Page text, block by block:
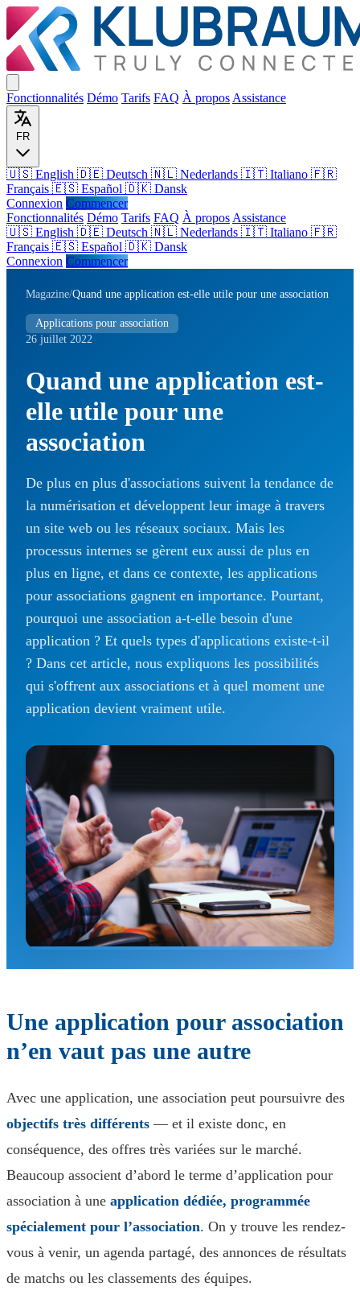
Fonctionnalités Démo Tarifs FAQ À propos Assistance
FR
🇺🇸 English 🇩🇪 Deutsch 🇳🇱 Nederlands 🇮🇹 Italiano 🇫🇷
Français 🇪🇸 Español 🇩🇰 Dansk
Connexion Commencer
Fonctionnalités Démo Tarifs FAQ À propos Assistance
🇺🇸 English 🇩🇪 Deutsch 🇳🇱 Nederlands 🇮🇹 Italiano 🇫🇷
Français 🇪🇸 Español 🇩🇰 Dansk
Connexion Commencer
Magazine/Quand une application est-elle utile pour une association
Applications pour association
26 juillet 2022
Quand une application est-
elle utile pour une
association
De plus en plus d'associations suivent la tendance de
la numérisation et développent leur image à travers
un site web ou les réseaux sociaux. Mais les
processus internes se gèrent eux aussi de plus en
plus en ligne, et dans ce contexte, les applications
pour associations gagnent en importance. Pourtant,
pourquoi une association a-t-elle besoin d'une
application ? Et quels types d'applications existe-t-il
? Dans cet article, nous expliquons les possibilités
qui s'offrent aux associations et à quel moment une
application devient vraiment utile.
Une application pour association
n’en vaut pas une autre
Avec une application, une association peut poursuivre des
objectifs très différents — et il existe donc, en
conséquence, des offres très variées sur le marché.
Beaucoup associent d’abord le terme d’application pour
association à une application dédiée, programmée
spécialement pour l’association. On y trouve les rendez-
vous à venir, un agenda partagé, des annonces de résultats
de matchs ou les classements des équipes.